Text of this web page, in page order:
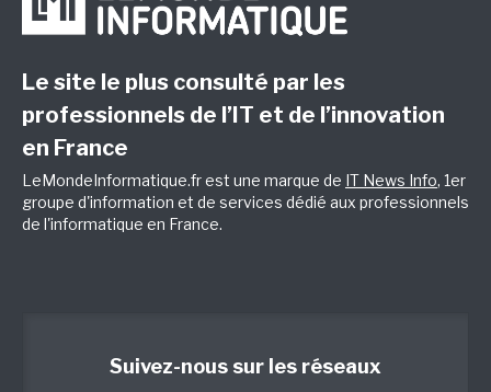
Le site le plus consulté par les
professionnels de l’IT et de l’innovation
en France
LeMondeInformatique.fr est une marque de IT News Info, 1er
groupe d'information et de services dédié aux professionnels
de l'informatique en France.
Suivez-nous sur les réseaux